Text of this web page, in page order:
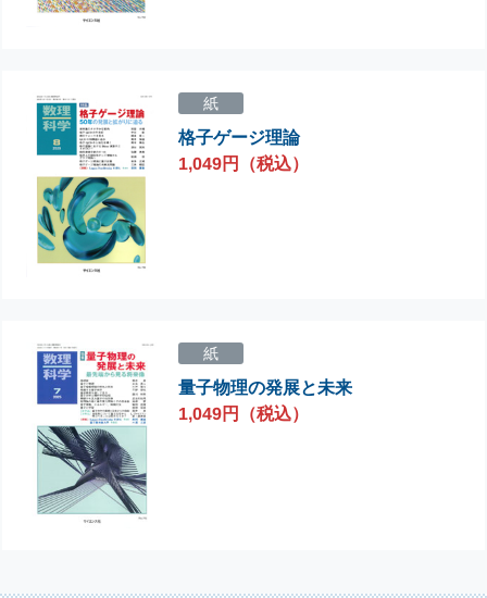
紙
格子ゲージ理論
1,049円（税込）
紙
量子物理の発展と未来
1,049円（税込）